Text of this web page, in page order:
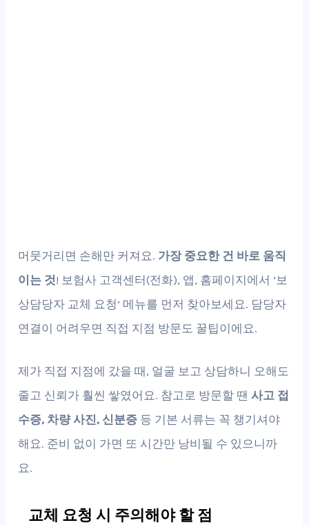
머뭇거리면 손해만 커져요. 가장 중요한 건 바로 움직
이는 것! 보험사 고객센터(전화), 앱, 홈페이지에서 ‘보
상담당자 교체 요청’ 메뉴를 먼저 찾아보세요. 담당자
연결이 어려우면 직접 지점 방문도 꿀팁이에요.
제가 직접 지점에 갔을 때, 얼굴 보고 상담하니 오해도
줄고 신뢰가 훨씬 쌓였어요. 참고로 방문할 땐사고 접
수증, 차량 사진, 신분증 등 기본 서류는 꼭 챙기셔야
해요. 준비 없이 가면 또 시간만 낭비될 수 있으니까
요.
교체 요청 시 주의해야 할 점